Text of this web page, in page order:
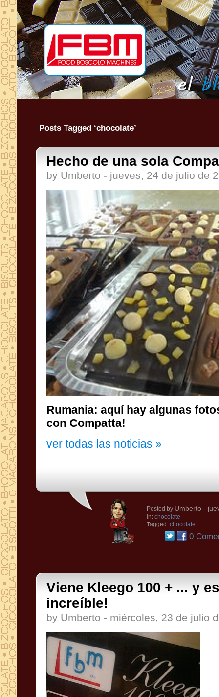
Posts Tagged ‘chocolate’
Hecho de una sola
by Umberto - jueves, 24 de julio de
Rumania: aquí hay algunas
con Compatta!
ver todas las noticias »
Posted by Umberto -
in: chocolate
Tagged: chocolate
0
Viene Kleego 100 + ... y
increíble!
by Umberto - miércoles, 23 de julio